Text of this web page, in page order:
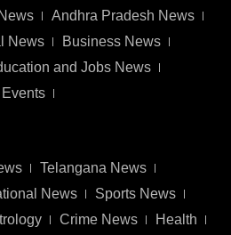
Andhra Pradesh News
News
Business News
and Jobs News
Telangana News
News
Sports News
Crime News Health